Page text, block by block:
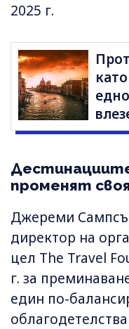
2025 г.
променят
Джереми
директор на
цел The Travel
г. за
един по-